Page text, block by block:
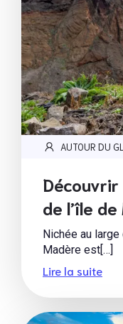
AUTOUR DU
de l’île
Nichée au
Madère est[…]
Lire la suite